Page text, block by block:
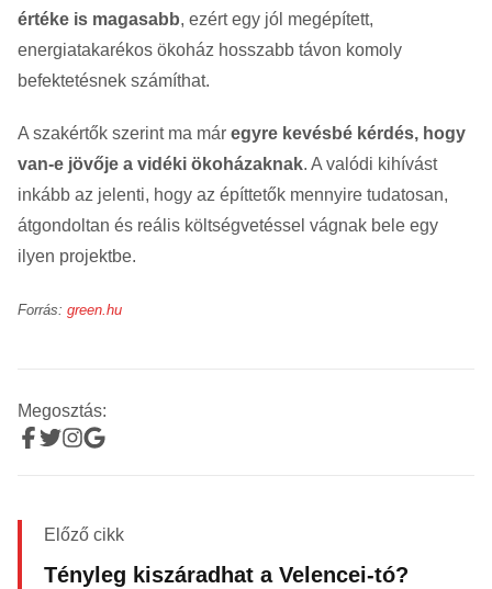
értéke is magasabb, ezért egy jól megépített,
energiatakarékos ökoház hosszabb távon komoly
befektetésnek számíthat.
A szakértők szerint ma már egyre kevésbé kérdés, hogy
van-e jövője a vidéki ökoházaknak. A valódi kihívást
inkább az jelenti, hogy az építtetők mennyire tudatosan,
átgondoltan és reális költségvetéssel vágnak bele egy
ilyen projektbe.
Forrás: green.hu
Megosztás:
Előző cikk
Tényleg kiszáradhat a Velencei-tó?